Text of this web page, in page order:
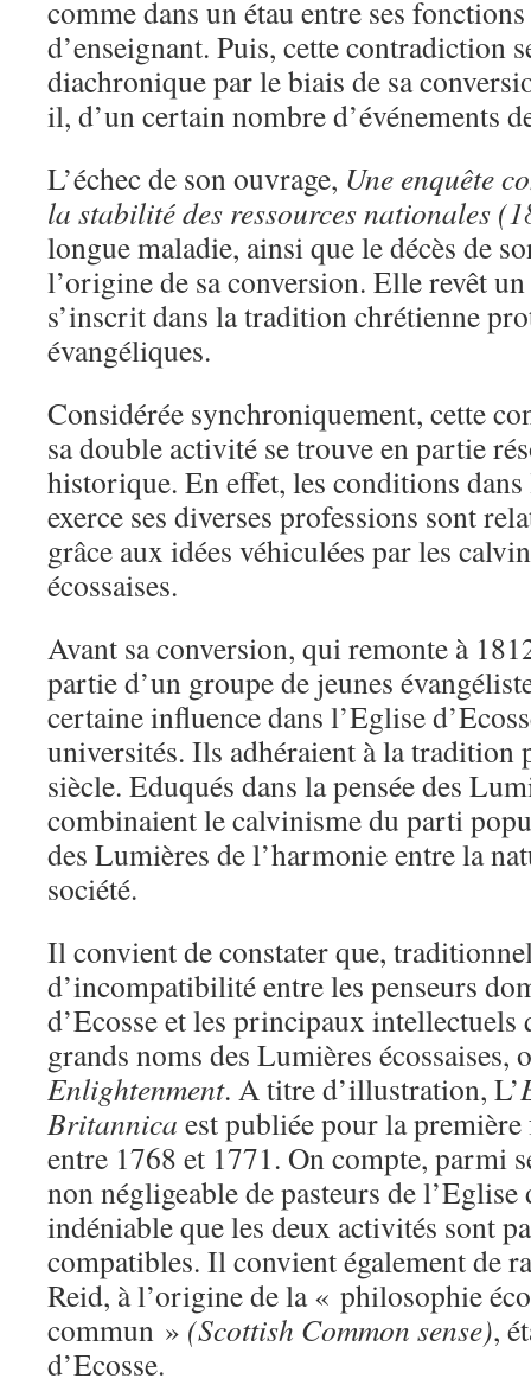
comme dans un étau entre ses
d’enseignant. Puis, cette contradiction
diachronique par le biais de sa
il, d’un certain nombre d’événements
L’échec de son ouvrage, Une enquête
la stabilité des ressources nationales
longue maladie, ainsi que le décès de
l’origine de sa conversion. Elle revêt
s’inscrit dans la tradition chrétienne
évangéliques.
Considérée synchroniquement, cette
sa double activité se trouve en partie
historique. En effet, les conditions
exerce ses diverses professions sont
grâce aux idées véhiculées par les
écossaises.
Avant sa conversion, qui remonte à
partie d’un groupe de jeunes
certaine influence dans l’Eglise
universités. Ils adhéraient à la
siècle. Eduqués dans la pensée des
combinaient le calvinisme du parti
des Lumières de l’harmonie entre la
société.
Il convient de constater que,
d’incompatibilité entre les penseurs
d’Ecosse et les principaux
grands noms des Lumières écossaises,
Enlightenment. A titre d’illustration, L’
Britannica est publiée pour la
entre 1768 et 1771. On compte, parmi
non négligeable de pasteurs de l’Eglise
indéniable que les deux activités sont
compatibles. Il convient également de
Reid, à l’origine de la « philosophie
commun » (Scottish Common sense),
d’Ecosse.